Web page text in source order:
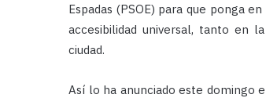
Espadas (PSOE) para que ponga
accesibilidad universal, tanto en
ciudad.
Así lo ha anunciado este domingo